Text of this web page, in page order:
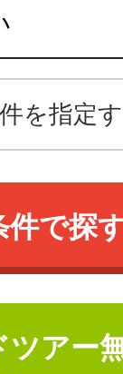
を指定
件で探
アー